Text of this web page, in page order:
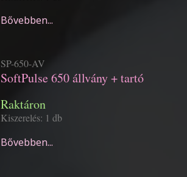
Bővebben...
SP-650-AV
SoftPulse 650 állvány + tartó
Raktáron
Kiszerelés: 1 db
Bővebben...